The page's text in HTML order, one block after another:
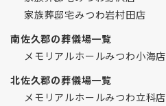
家族葬邸宅みつわ岩村田店
南佐久郡の葬儀場一覧
メモリアルホールみつわ小海店
北佐久郡の葬儀場一覧
メモリアルホールみつわ立科店